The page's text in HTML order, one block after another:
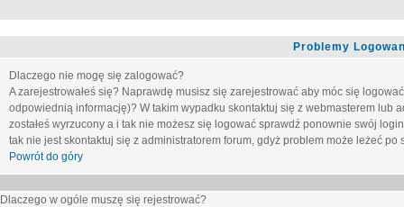
Problemy
Dlaczego nie mogę się zalogować?
A zarejestrowałeś się? Naprawdę musisz się zarejestrować aby móc się
odpowiednią informację)? W takim wypadku skontaktuj się z webmasterem lub
zostałeś wyrzucony a i tak nie możesz się logować sprawdź ponownie swój
tak nie jest skontaktuj się z administratorem forum, gdyż problem może leżeć po
Powrót do góry
Dlaczego w ogóle muszę się rejestrować?